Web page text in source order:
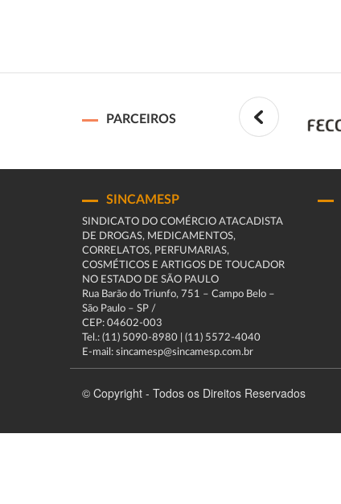
PARCEIROS
SINCAMESP
SINDICATO DO COMÉRCIO ATACADISTA
DE DROGAS, MEDICAMENTOS,
CORRELATOS, PERFUMARIAS,
COSMÉTICOS E ARTIGOS DE TOUCADOR
NO ESTADO DE SÃO PAULO
Rua Barão do Triunfo, 751 – Campo Belo –
São Paulo – SP /
CEP: 04602-003
Tel.: (11) 5090-8980 | (11) 5572-4040
E-mail: sincamesp@sincamesp.com.br
© Copyright - Todos os Direitos Reservados